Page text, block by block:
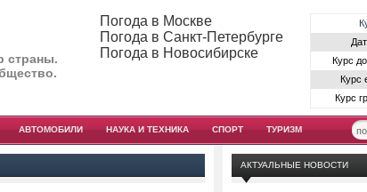
страны.
Курс
Курс
Курс
Погода в Москве
Погода в Санкт-Петербурге
Погода в Новосибирске
АВТОМОБИЛИ НАУКА И ТЕХНИКА СПОРТ ТУРИЗМ
АКТУАЛЬНЫЕ НОВОСТИ